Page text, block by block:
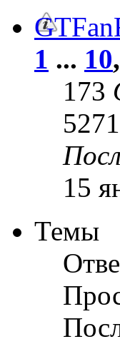
1 ... 10,
173
15
Темы